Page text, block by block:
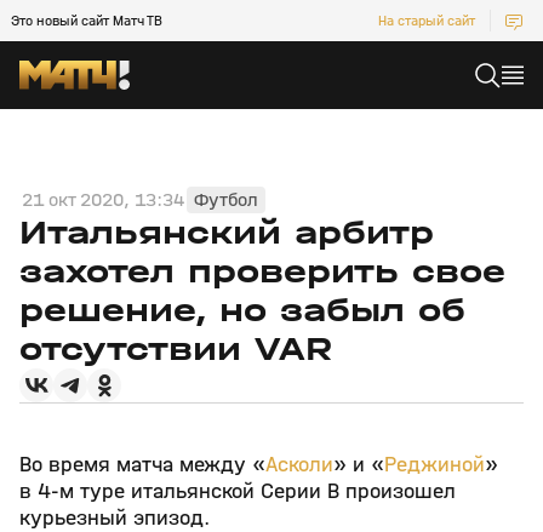
Это новый сайт Матч ТВ На старый сайт
21 окт 2020, 13:34 Футбол
Итальянский арбитр
захотел проверить свое
решение, но забыл об
отсутствии VAR
Во время матча между «Асколи» и «Реджиной»
в 4-м туре итальянской Серии В произошел
курьезный эпизод.